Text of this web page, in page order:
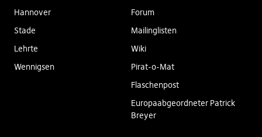
Hannover
Stade
Lehrte
Wennigsen
Forum
Mailinglisten
Wiki
Pirat-o-Mat
Flaschenpost
Europaabgeordneter Patrick
Breyer